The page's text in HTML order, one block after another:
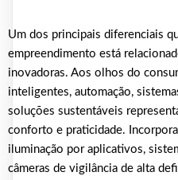
Um dos principais diferenciais
empreendimento está
inovadoras. Aos olhos do
inteligentes, automação,
soluções sustentáveis
conforto e praticidade.
iluminação por aplicativos,
câmeras de vigilância de alta